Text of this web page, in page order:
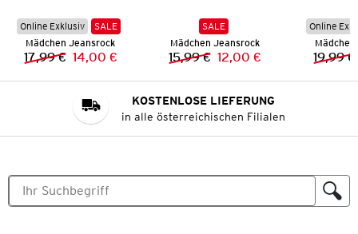
Online Exklusiv
SALE
Mädchen Jeansrock
Vorheriger Preis:
17,99 € Neuer Preis:
14,00 €
SALE
Mädchen Jeansrock
Vorheriger Preis:
15,99 € Neuer Preis:
12,00 €
Online
19,99 €
KOSTENLOSE LIEFERUNG
in alle österreichischen Filialen